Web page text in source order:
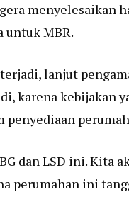
menyelesaikan
untuk MBR.
lanjut
karena kebijakan
penyediaan
dan LSD ini. Kita
perumahan ini